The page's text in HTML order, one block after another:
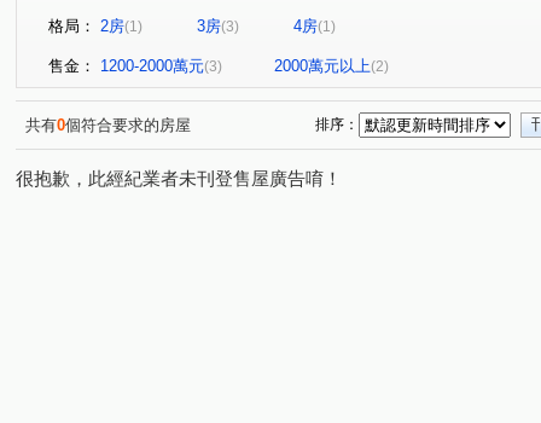
格局： 2房(1) 3房(3) 4房(1)
售金： 1200-2000萬元(3) 2000萬元以上(2)
共有0個符合要求的房屋 排序：
很抱歉，此經紀業者未刊登售屋廣告唷！